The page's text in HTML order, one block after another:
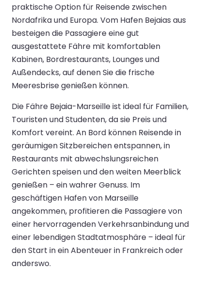
praktische Option für Reisende zwischen
Nordafrika und Europa. Vom Hafen Bejaias aus
besteigen die Passagiere eine gut
ausgestattete Fähre mit komfortablen
Kabinen, Bordrestaurants, Lounges und
Außendecks, auf denen Sie die frische
Meeresbrise genießen können.
Die Fähre Bejaia-Marseille ist ideal für Familien,
Touristen und Studenten, da sie Preis und
Komfort vereint. An Bord können Reisende in
geräumigen Sitzbereichen entspannen, in
Restaurants mit abwechslungsreichen
Gerichten speisen und den weiten Meerblick
genießen – ein wahrer Genuss. Im
geschäftigen Hafen von Marseille
angekommen, profitieren die Passagiere von
einer hervorragenden Verkehrsanbindung und
einer lebendigen Stadtatmosphäre – ideal für
den Start in ein Abenteuer in Frankreich oder
anderswo.